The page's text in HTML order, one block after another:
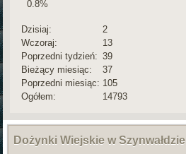
0.8%
Dzisiaj:
2
Wczoraj:
13
Poprzedni tydzień: 39
Bieżący miesiąc:
37
Poprzedni miesiąc: 105
Ogółem:
14793
Dożynki Wiejskie w Szynwałdzie